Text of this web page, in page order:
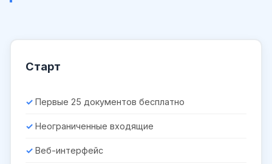
Старт
Первые 25 документов бесплатно
Неограниченные входящие
Веб-интерфейс